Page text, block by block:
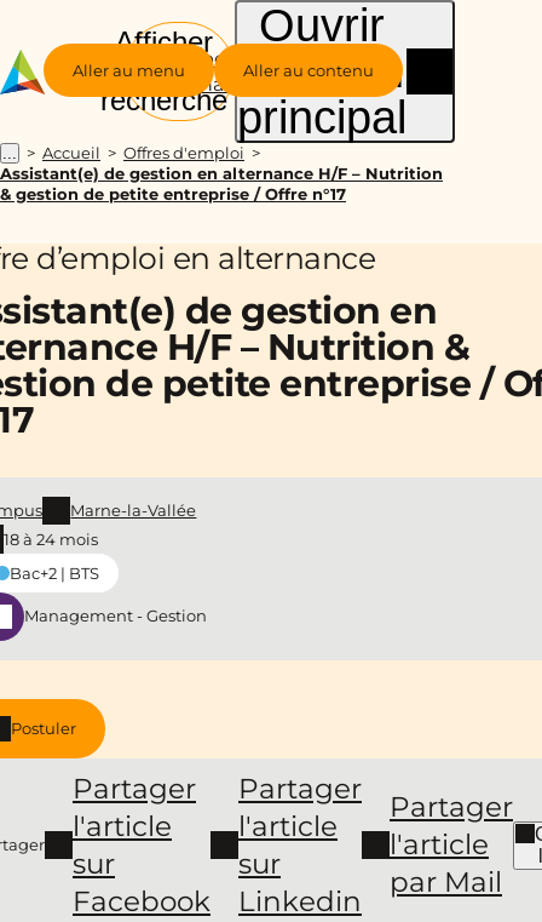
Aller au menu Aller au contenu
Groupe
Alternance
Afficher
la
recherche
Ouvrir
le menu
principal
... Accueil
Offres d'emploi
Assistant(e) de gestion en alternance H/F – Nutrition
& gestion de petite entreprise / Offre n°17
d’emploi en alternance
de gestion en
H/F – Nutrition &
de petite entreprise /
Postuler
Partager
l'article
sur
Facebook
Partager
l'article
sur
Linkedin
Partager
l'article
par Mail
Marne-la-Vallée
18 à 24 mois
Bac+2 | BTS
Management - Gestion